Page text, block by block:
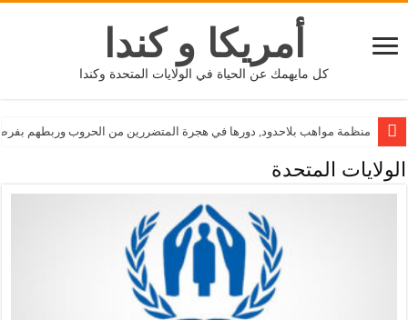
أمريكا و كندا
كل مايهمك عن الحياة في الولايات المتحدة وكندا
منظمة مواهب بلاحدود, دورها في هجرة المتضررين من الحروب وربطهم بفرص
الولايات المتحدة